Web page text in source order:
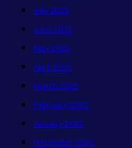
July 2022
June 2022
May 2022
April 2022
March 2022
February 2022
January 2022
December 2021